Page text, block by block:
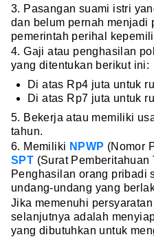
3. Pasangan suami istri
dan belum pernah menjadi
pemerintah perihal
4. Gaji atau penghasilan
yang ditentukan berikut ini:
Di atas Rp4 juta untuk
Di atas Rp7 juta untuk
5. Bekerja atau memiliki
tahun.
6. Memiliki NPWP (Nomor
SPT (Surat Pemberitahuan
Penghasilan orang pribadi
undang-undang yang
Jika memenuhi
selanjutnya adalah
yang dibutuhkan untuk